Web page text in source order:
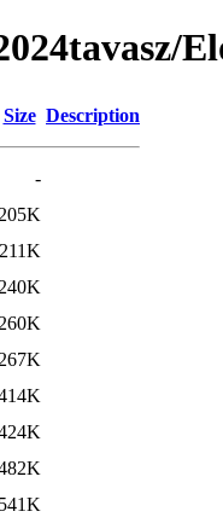
Size Description
-
205K
211K
240K
260K
267K
541K